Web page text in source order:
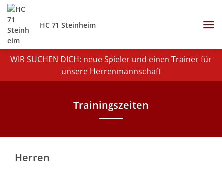
HC 71 Steinheim
WIR SUCHEN DICH: neue Spieler und einen Trainer für
unsere Herrenmannschaft
Trainingszeiten
Herren